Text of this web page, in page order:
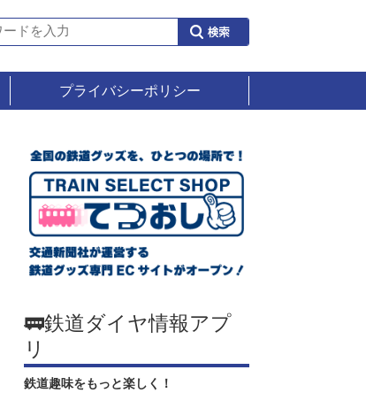
プライバシーポリシー
🚃鉄道ダイヤ情報アプ
リ
鉄道趣味をもっと楽しく！